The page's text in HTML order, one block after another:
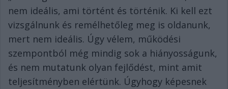
nem ideális, ami történt és történik. Ki kell ezt
vizsgálnunk és remélhetőleg meg is oldanunk,
mert nem ideális. Úgy vélem, működési
szempontból még mindig sok a hiányosságunk,
és nem mutatunk olyan fejlődést, mint amit
teljesítményben elértünk. Úgyhogy képesnek